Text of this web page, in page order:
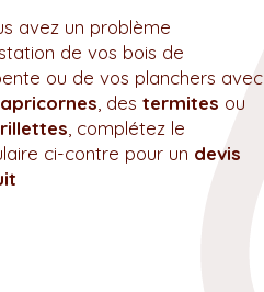
avez un problème
de vos bois de
ou de vos planchers avec
, des termites ou
, complétez le
ci-contre pour un devis